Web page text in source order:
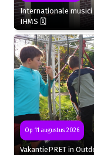
Internationale musici
IHMS 🗓
Op 11 augustus 2026
VakantiePRET in